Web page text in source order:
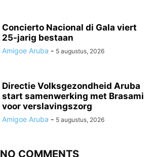
Concierto Nacional di Gala viert
25-jarig bestaan
Amigoe Aruba - 5 augustus, 2026
Directie Volksgezondheid Aruba
start samenwerking met Brasami
voor verslavingszorg
Amigoe Aruba - 5 augustus, 2026
NO COMMENTS